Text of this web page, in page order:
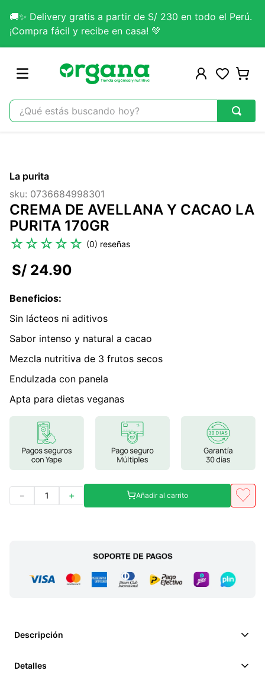
🚚✨ Delivery gratis a partir de S/ 230 en todo el Perú.
¡Compra fácil y recibe en casa! 💚
¿Qué estás buscando hoy?
2.
citrato magnesio
3.
colageno
.
kefir
5 .
lab nutrition
8.
magnesio
9 .
melena leon
10. proteina
La purita
sku: 0736684998301
CREMA DE AVELLANA Y CACAO LA
PURITA 170GR
☆☆☆☆☆ (0)
S/ 24.90
Beneficios:
Sin lácteos ni aditivos
Sabor intenso y natural a cacao
Mezcla nutritiva de 3 frutos secos
Endulzada con panela
Apta para dietas veganas
＋
－ Añadir al carrito
Descripción
Detalles